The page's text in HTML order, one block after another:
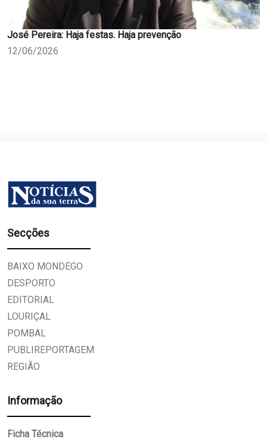
José Pereira: Haja festas. Haja prevenção
12/06/2026
Secções
BAIXO MONDEGO
DESPORTO
EDITORIAL
LOURIÇAL
POMBAL
PUBLIREPORTAGEM
REGIÃO
Informação
Ficha Técnica